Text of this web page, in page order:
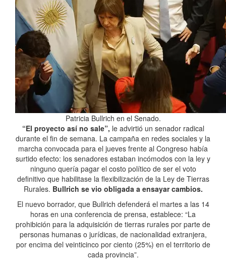
Patricia Bullrich en el Senado.
“El proyecto así no sale”, le advirtió un senador radical
durante el fin de semana. La campaña en redes sociales y la
marcha convocada para el jueves frente al Congreso había
surtido efecto: los senadores estaban incómodos con la ley y
ninguno quería pagar el costo político de ser el voto
definitivo que habilitase la flexibilización de la Ley de Tierras
Rurales. Bullrich se vio obligada a ensayar cambios.
El nuevo borrador, que Bullrich defenderá el martes a las 14
horas en una conferencia de prensa, establece: “La
prohibición para la adquisición de tierras rurales por parte de
personas humanas o jurídicas, de nacionalidad extranjera,
por encima del veinticinco por ciento (25%) en el territorio de
cada provincia”.